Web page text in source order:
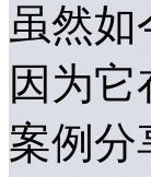
虽然
因为
案例分